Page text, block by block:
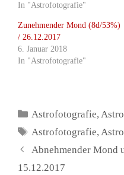
In "Astrofotografie"
Zunehmender Mond (8d/53%)
/ 26.12.2017
6. Januar 2018
In "Astrofotografie"
Kategorien
Astrofotografie,
Schlagwörter
Astrofotografie,
Abnehmender Mond
15.12.2017